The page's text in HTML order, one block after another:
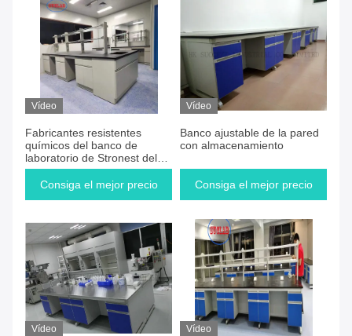
Vídeo
Fabricantes resistentes
químicos del banco de
laboratorio de Stronest del
mejor precio para el
laboratorio de química
Consiga el mejor precio
Vídeo
Banco ajustable de la pared
con almacenamiento
Consiga el mejor precio
Vídeo Vídeo